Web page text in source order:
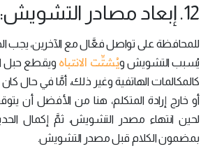
12. إبعاد مصادر التشويش:
للمحافظة على تواصل فعَّال مع الآخرين، يجب
يُسبب التشويش ويُشتِّت الانتباه ويقطع حبل
كالمكالمات الهاتفية وغير ذلك، أمَّا في حال
أو خارج إرادة المتكلم، هنا من الأفضل أن
لحين انتهاء مصدر التشويش، ثمَّ إكمال
بمضمون الكلام قبل مصدر التشويش.